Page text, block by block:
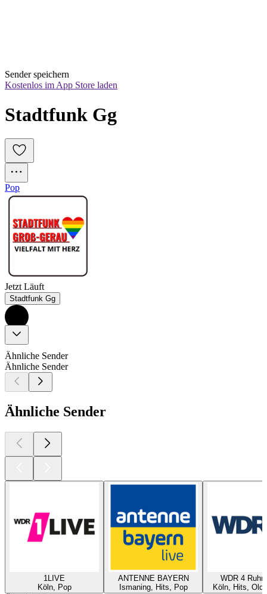
Sender speichern
Kostenlos im App Store laden
Stadtfunk Gg
Pop
Jetzt Läuft
Stadtfunk Gg
Ähnliche Sender
Ähnliche Sender
Ähnliche Sender
1LIVE
Köln, Pop
ANTENNE BAYERN
Ismaning, Hits, Pop
WDR 4
Köln, Hits,